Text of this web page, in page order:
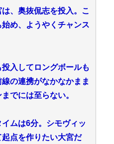
、奥抜侃志を投入。こ
め、ようやくチャンス
入してロングボールも
の連携がなかなかまま
でには至らない。
ムは6分。シモヴィッ
点を作りたい大宮だ